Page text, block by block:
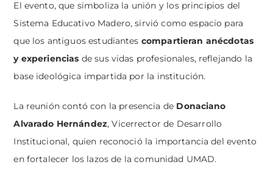
El evento, que simboliza la unión y los principios del
Sistema Educativo Madero, sirvió como espacio para
que los antiguos estudiantes compartieran anécdotas
y experiencias de sus vidas profesionales, reflejando la
base ideológica impartida por la institución.
La reunión contó con la presencia de Donaciano
Alvarado Hernández, Vicerrector de Desarrollo
Institucional, quien reconoció la importancia del evento
en fortalecer los lazos de la comunidad UMAD.